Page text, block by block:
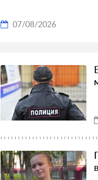
07/08/2026